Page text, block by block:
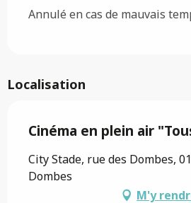
Annulé en cas de mauvais
Localisation
Cinéma en plein air
City Stade, rue des Dombes,
Dombes
M'y